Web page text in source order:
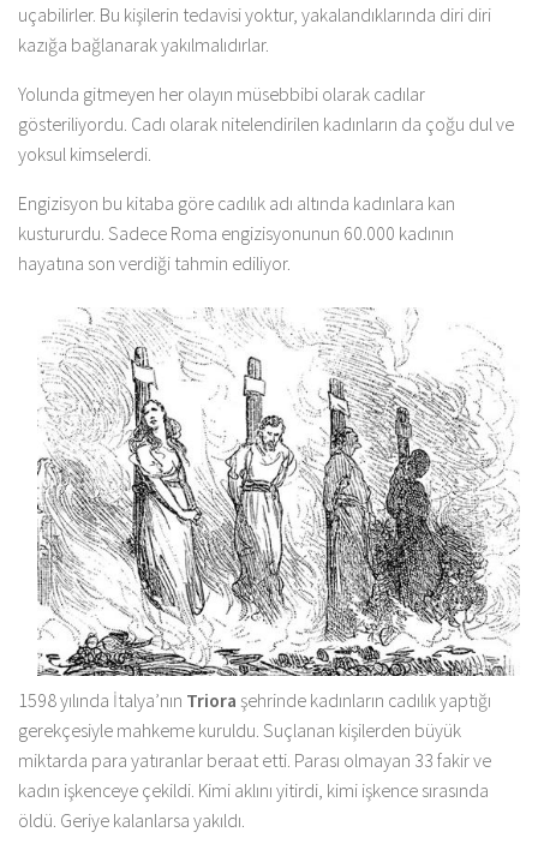
uçabilirler. Bu kişilerin tedavisi yoktur, yakalandıklarında diri diri
kazığa bağlanarak yakılmalıdırlar.
Yolunda gitmeyen her olayın müsebbibi olarak cadılar
gösteriliyordu. Cadı olarak nitelendirilen kadınların da çoğu dul ve
yoksul kimselerdi.
Engizisyon bu kitaba göre cadılık adı altında kadınlara kan
kustururdu. Sadece Roma engizisyonunun 60.000 kadının
hayatına son verdiği tahmin ediliyor.
1598 yılında İtalya’nın Triora şehrinde kadınların cadılık yaptığı
gerekçesiyle mahkeme kuruldu. Suçlanan kişilerden büyük
miktarda para yatıranlar beraat etti. Parası olmayan 33 fakir ve
kadın işkenceye çekildi. Kimi aklını yitirdi, kimi işkence sırasında
öldü. Geriye kalanlarsa yakıldı.